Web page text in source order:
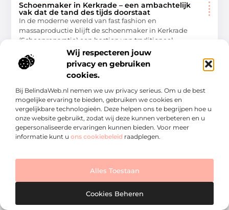
Wij respecteren jouw
privacy en gebruiken
cookies.
Bij BelindaWeb.nl nemen we uw privacy serieus. Om u de best
mogelijke ervaring te bieden, gebruiken we cookies en
vergelijkbare technologieën. Deze helpen ons te begrijpen hoe u
onze website gebruikt, zodat wij deze kunnen verbeteren en u
gepersonaliseerde ervaringen kunnen bieden. Voor meer
informatie kunt u ons cookiebeleid raadplegen.
Alles Toestaan
Cookies Beheren
Schoenmaker in Kerkrade – een ambachtelijk
vak dat de tand des tijds doorstaat
In de moderne wereld van fast fashion en
massaproductie blijft de schoenmaker in Kerkrade
(Schoenreparatie) een bastion van traditioneel
vakmanschap. Schoenmakers spelen een cruciale rol
Winkelen
WINKELEN
Maassluis, een charmante Nederlandse stad met een
rijke geschiedenis, staat bekend om zijn gastvrije